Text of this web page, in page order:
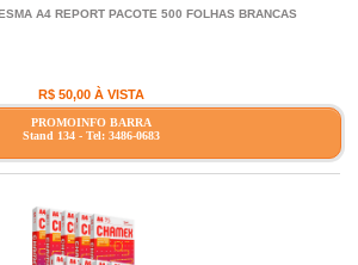
A4 REPORT PACOTE 500 FOLHAS BRANCAS
R$ 50,00 À VISTA
PROMOINFO BARRA
Stand 134 - Tel: 3486-0683